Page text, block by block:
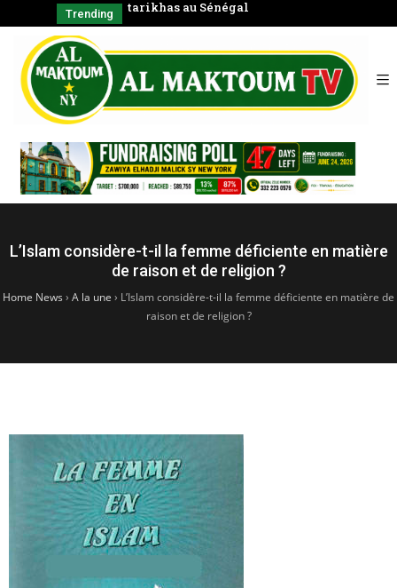
Trending Coran en groupe)
الشّيخ
L’Islam considère-t-il la femme déficiente en matière
de raison et de religion ?
Home News › A la une › L’Islam considère-t-il la femme déficiente en matière de
raison et de religion ?